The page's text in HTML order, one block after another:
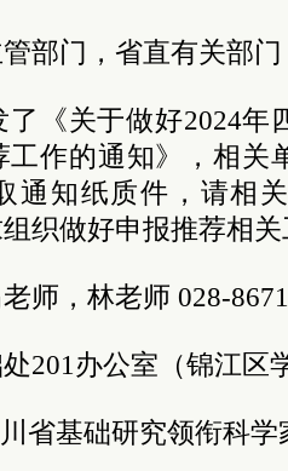
部门，省直有关部
《关于做好2024年
工作的通知》，相关
通知纸质件，请相
织做好申报推荐相
师，林老师 028-
201办公室（锦江区
省基础研究领衔科